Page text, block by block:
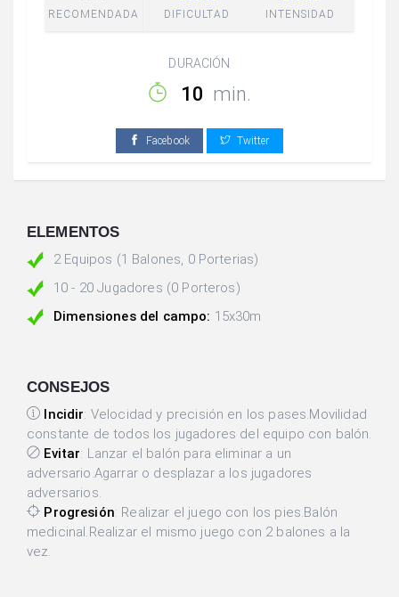
RECOMENDADA
DIFICULTAD INTENSIDAD
DURACIÓN
10 min.
Facebook Twitter
ELEMENTOS
2 Equipos (1 Balones, 0 Porterias)
10 - 20 Jugadores (0 Porteros)
Dimensiones del campo: 15x30m
CONSEJOS
Incidir: Velocidad y precisión en los pases.Movilidad
constante de todos los jugadores del equipo con balón.
Evitar: Lanzar el balón para eliminar a un
adversario.Agarrar o desplazar a los jugadores
adversarios.
Progresión: Realizar el juego con los pies.Balón
medicinal.Realizar el mismo juego con 2 balones a la
vez.